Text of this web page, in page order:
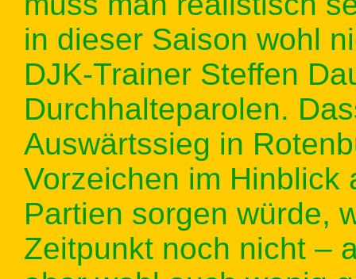
in dieser Saison wohl
DJK-Trainer Steffen
Durchhalteparolen.
Auswärtssieg in
Vorzeichen im Hinblick
Partien sorgen würde,
Zeitpunkt noch nicht –